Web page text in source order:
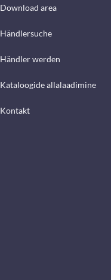
Download area
Händlersuche
Händler werden
Kataloogide allalaadimine
Kontakt